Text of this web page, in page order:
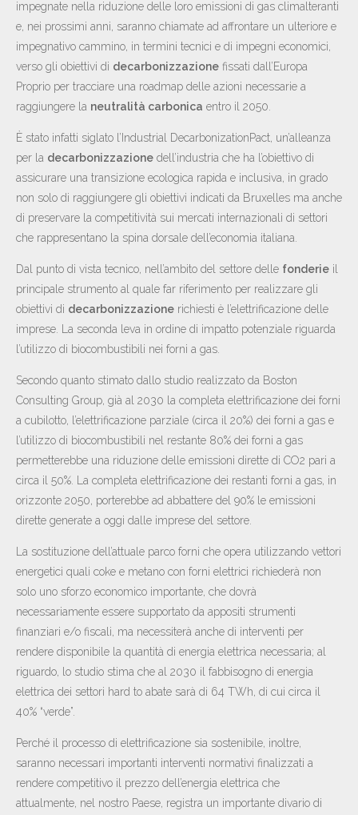
impegnate nella riduzione delle loro emissioni di gas climalteranti
e, nei prossimi anni, saranno chiamate ad affrontare un ulteriore e
impegnativo cammino, in termini tecnici e di impegni economici,
verso gli obiettivi di decarbonizzazione fissati dall’Europa
Proprio per tracciare una roadmap delle azioni necessarie a
raggiungere la neutralità carbonica entro il 2050.
È stato infatti siglato l’Industrial DecarbonizationPact, un’alleanza
per la decarbonizzazione dell’industria che ha l’obiettivo di
assicurare una transizione ecologica rapida e inclusiva, in grado
non solo di raggiungere gli obiettivi indicati da Bruxelles ma anche
di preservare la competitività sui mercati internazionali di settori
che rappresentano la spina dorsale dell’economia italiana.
Dal punto di vista tecnico, nell’ambito del settore delle fonderie il
principale strumento al quale far riferimento per realizzare gli
obiettivi di decarbonizzazione richiesti è l’elettrificazione delle
imprese. La seconda leva in ordine di impatto potenziale riguarda
l’utilizzo di biocombustibili nei forni a gas.
Secondo quanto stimato dallo studio realizzato da Boston
Consulting Group, già al 2030 la completa elettrificazione dei forni
a cubilotto, l’elettrificazione parziale (circa il 20%) dei forni a gas e
l’utilizzo di biocombustibili nel restante 80% dei forni a gas
permetterebbe una riduzione delle emissioni dirette di CO2 pari a
circa il 50%. La completa elettrificazione dei restanti forni a gas, in
orizzonte 2050, porterebbe ad abbattere del 90% le emissioni
dirette generate a oggi dalle imprese del settore.
La sostituzione dell’attuale parco forni che opera utilizzando vettori
energetici quali coke e metano con forni elettrici richiederà non
solo uno sforzo economico importante, che dovrà
necessariamente essere supportato da appositi strumenti
finanziari e/o fiscali, ma necessiterà anche di interventi per
rendere disponibile la quantità di energia elettrica necessaria; al
riguardo, lo studio stima che al 2030 il fabbisogno di energia
elettrica dei settori hard to abate sarà di 64 TWh, di cui circa il
40% “verde”.
Perché il processo di elettrificazione sia sostenibile, inoltre,
saranno necessari importanti interventi normativi finalizzati a
rendere competitivo il prezzo dell’energia elettrica che
attualmente, nel nostro Paese, registra un importante divario di